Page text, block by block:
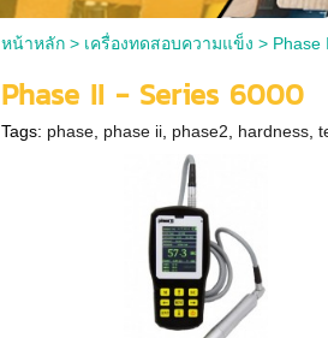
หน้าหลัก> เครื่องทดสอบความแข็ง > Phase
Phase II - Series 6000
Tags: phase phase ii phase2 hardness ,